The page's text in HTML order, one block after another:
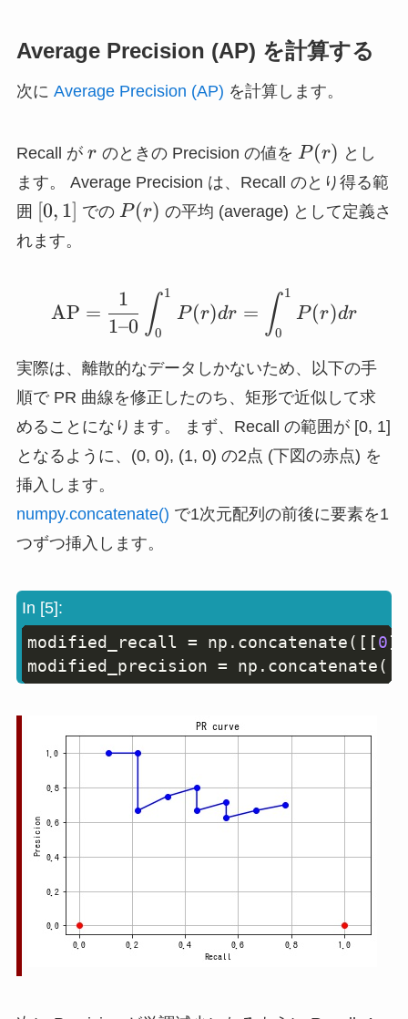
Average Precision (AP) を計算する
次に Average Precision (AP) を計算します。
Recall が r
r のときの Precision の値を P(r)
P(r) とし
ます。 Average Precision は、Recall のとり得る範
囲 [0,
1]
[0, 1] での P(r)
P(r) の平均 (average) として定義さ
れます。
\mathrm{AP} =
AP =
1–0
1 ∫0
1
P(r)dr = ∫0
1
P (r)dr
実際は、離散的なデータしかないため、以下の手
順で PR 曲線を修正したのち、矩形で近似して求
めることになります。 まず、Recall の範囲が [0, 1]
となるように、(0, 0), (1, 0) の2点 (下図の赤点) を
挿入します。
numpy.concatenate() で1次元配列の前後に要素を1
つずつ挿入します。
In [5]:
modified_recall = np . concatenate( [ [0]
modified_precision = np . concatenate(
Copy